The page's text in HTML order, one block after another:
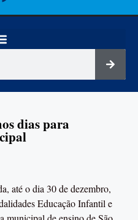
dias para
até o dia 30 de dezembro,
Educação Infantil e